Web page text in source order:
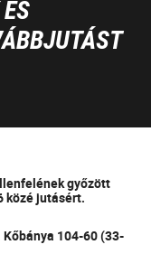
győzött
közé jutásért.
Kőbánya 104-60 (33-